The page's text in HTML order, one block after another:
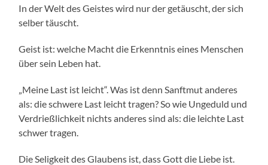
In der Welt des Geistes wird nur der getäuscht, der sich
selber täuscht.
Geist ist: welche Macht die Erkenntnis eines Menschen
über sein Leben hat.
„Meine Last ist leicht“. Was ist denn Sanftmut anderes
als: die schwere Last leicht tragen? So wie Ungeduld und
Verdrießlichkeit nichts anderes sind als: die leichte Last
schwer tragen.
Die Seligkeit des Glaubens ist, dass Gott die Liebe ist.